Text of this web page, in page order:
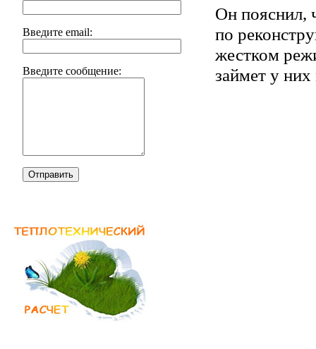
Введите email:
Введите сообщение:
Отправить
Он пояснил,
по
жестком
займет у